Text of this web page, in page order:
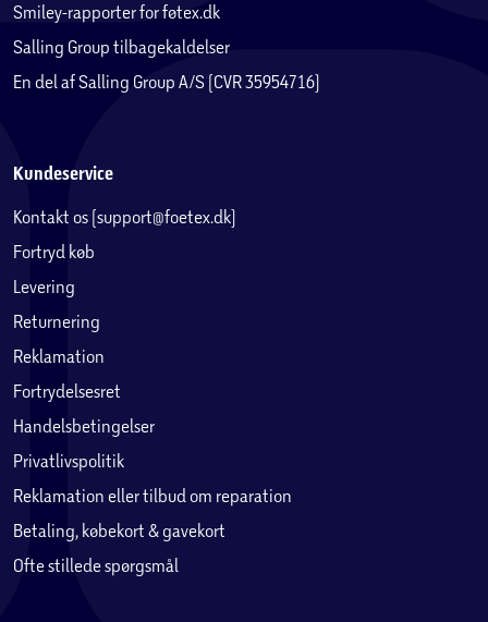
Smiley-rapporter for føtex.dk
Salling Group tilbagekaldelser
En del af Salling Group A/S (CVR 35954716)
Kundeservice
Kontakt os (support@foetex.dk)
Fortryd køb
Levering
Returnering
Reklamation
Fortrydelsesret
Handelsbetingelser
Privatlivspolitik
Reklamation eller tilbud om reparation
Betaling, købekort & gavekort
Ofte stillede spørgsmål